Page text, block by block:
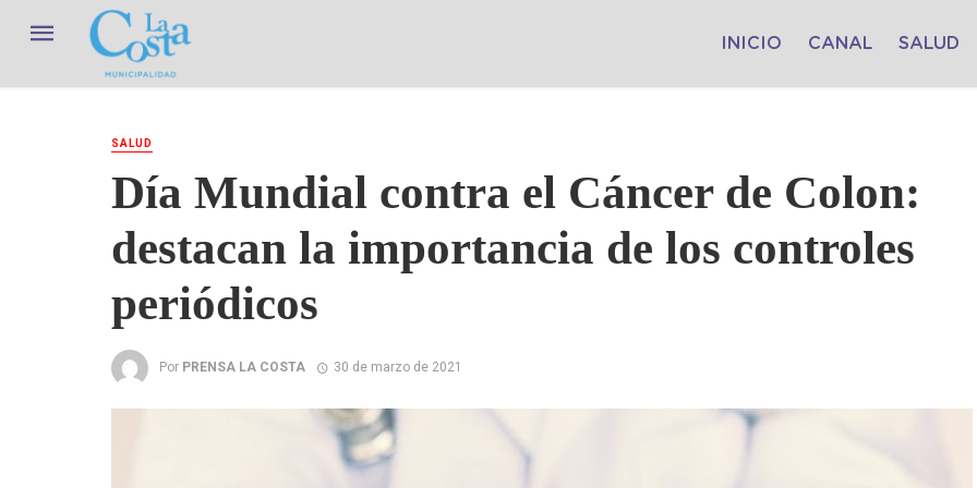
INICIO CANAL SALUD
SALUD
Día Mundial contra el Cáncer de Colon:
destacan la importancia de los controles
periódicos
Por PRENSA LA COSTA 30 de marzo de 2021